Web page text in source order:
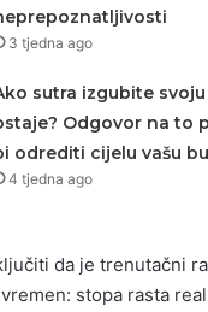
3 tjedna ago
sutra izgubite
Odgovor na to
odrediti cijelu vašu
4 tjedna ago
da je trenutačni
stopa rasta